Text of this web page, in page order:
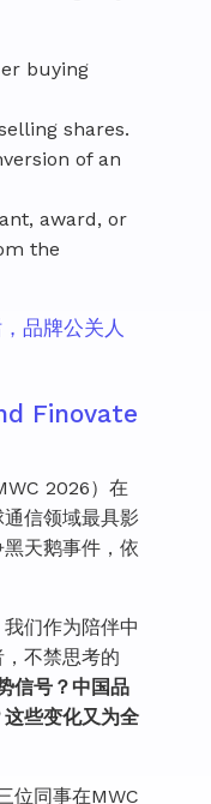
buying
shares.
of an
award, or
the
品牌公关人
Finovate
2026）在
信领域最具影
天鹅事件，依
们作为陪伴中
不禁思考的
信号？中国品
些变化又为全
位同事在MWC